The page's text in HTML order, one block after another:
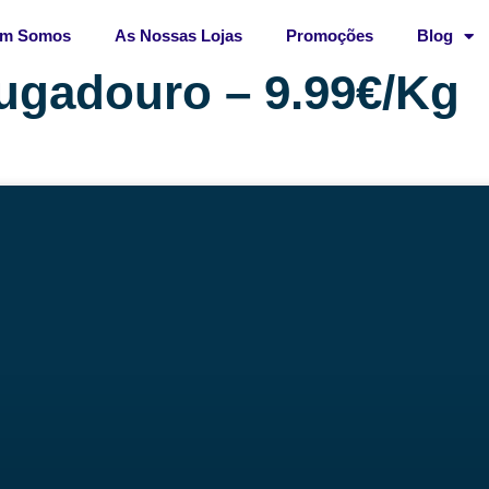
Somos As Nossas Lojas Promoções Blog
– 9.99€/Kg